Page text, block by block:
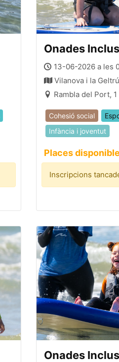
Onades
13-06-2026 a les
Vilanova i la Geltrú
Rambla del Port,
Cohesió social
Infància i joventut
Places
Inscripcions
Onades